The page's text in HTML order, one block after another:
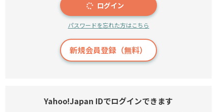
ログイン
パスワードを忘れた方はこちら
新規会員登録（無料）
Yahoo!Japan IDでログインできます